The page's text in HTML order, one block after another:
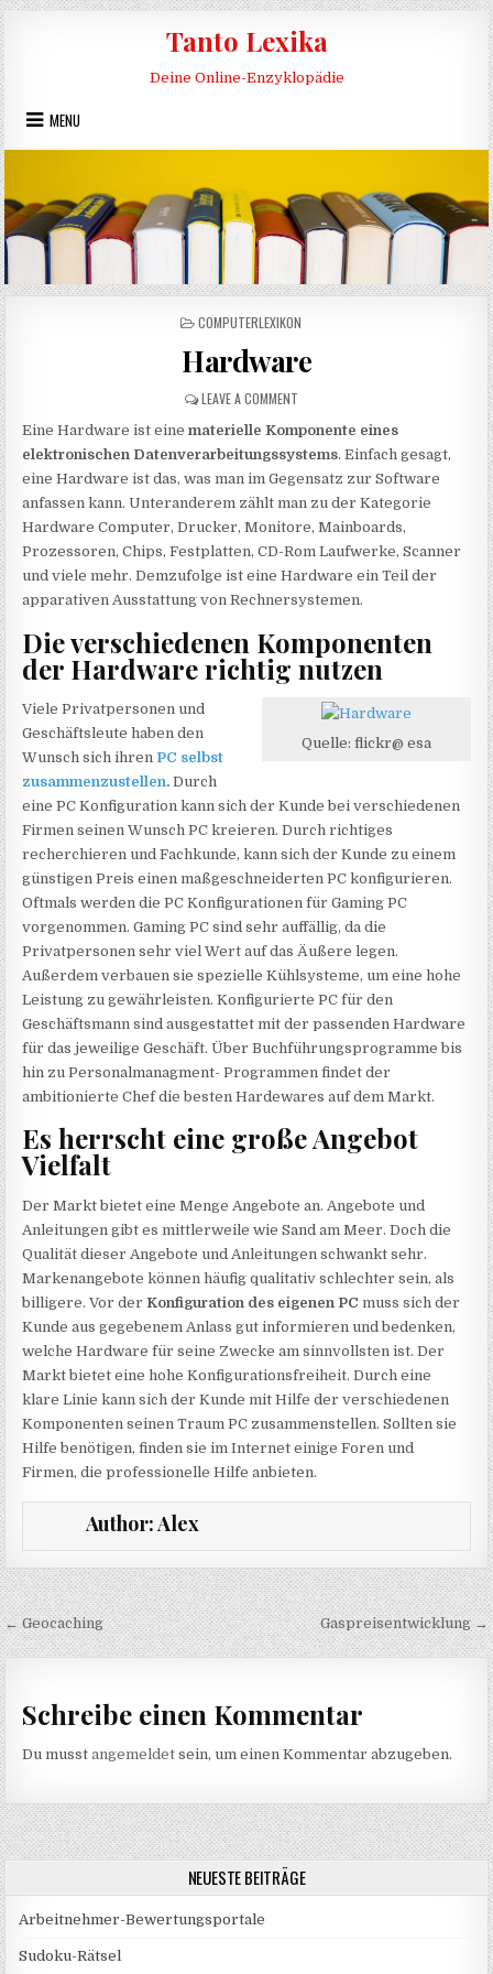
Skip to content
Tanto Lexika
Deine Online-Enzyklopädie
MENU
POSTED IN
COMPUTERLEXIKON
Hardware
LEAVE A COMMENTON HARDWARE
Eine Hardware ist einematerielle Komponente eines
elektronischen Datenverarbeitungssystems. Einfach gesagt,
eine Hardware ist das, was man im Gegensatz zur Software
anfassen kann. Unteranderem zählt man zu der Kategorie
Hardware Computer, Drucker, Monitore, Mainboards,
Prozessoren, Chips, Festplatten, CD-Rom Laufwerke, Scanner
und viele mehr. Demzufolge ist eine Hardware ein Teil der
apparativen Ausstattung von Rechnersystemen.
Die verschiedenen Komponenten
der Hardware richtig nutzen
Quelle: flickr@ esa
Viele Privatpersonen und
Geschäftsleute haben den
Wunsch sich ihren PC selbst
zusammenzustellen. Durch
eine PC Konfiguration kann sich der Kunde bei verschiedenen
Firmen seinen Wunsch PC kreieren. Durch richtiges
recherchieren und Fachkunde, kann sich der Kunde zu einem
günstigen Preis einen maßgeschneiderten PC konfigurieren.
Oftmals werden die PC Konfigurationen für Gaming PC
vorgenommen. Gaming PC sind sehr auffällig, da die
Privatpersonen sehr viel Wert auf das Äußere legen.
Außerdem verbauen sie spezielle Kühlsysteme, um eine hohe
Leistung zu gewährleisten. Konfigurierte PC für den
Geschäftsmann sind ausgestattet mit der passenden Hardware
für das jeweilige Geschäft. Über Buchführungsprogramme bis
hin zu Personalmanagment- Programmen findet der
ambitionierte Chef die besten Hardewares auf dem Markt.
Es herrscht eine große Angebot
Vielfalt
Der Markt bietet eine Menge Angebote an. Angebote und
Anleitungen gibt es mittlerweile wie Sand am Meer. Doch die
Qualität dieser Angebote und Anleitungen schwankt sehr.
Markenangebote können häufig qualitativ schlechter sein, als
billigere. Vor derKonfiguration des eigenen PC muss sich der
Kunde aus gegebenem Anlass gut informieren und bedenken,
welche Hardware für seine Zwecke am sinnvollsten ist. Der
Markt bietet eine hohe Konfigurationsfreiheit. Durch eine
klare Linie kann sich der Kunde mit Hilfe der verschiedenen
Komponenten seinen Traum PC zusammenstellen. Sollten sie
Hilfe benötigen, finden sie im Internet einige Foren und
Firmen, die professionelle Hilfe anbieten.
Author:Alex
Beitragsnavigation
← Geocaching Gaspreisentwicklung →
Schreibe einen Kommentar
Du musstangemeldet sein, um einen Kommentar abzugeben.
NEUESTE BEITRÄGE
Arbeitnehmer-Bewertungsportale
Sudoku-Rätsel